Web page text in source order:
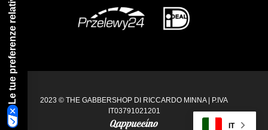
2023 © THE GABBERSHOP DI RICCARDO MINNA | P.IVA
IT03791021201
IT